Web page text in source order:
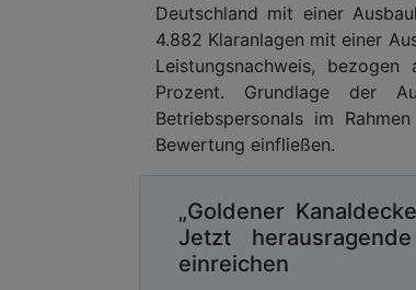
Deutschland mit einer
4.882 Klaranlagen mit einer
Leistungsnachweis,
Prozent. Grundlage der
Betriebspersonals im
Bewertung einfließen.
„Goldener
Jetzt
einreichen